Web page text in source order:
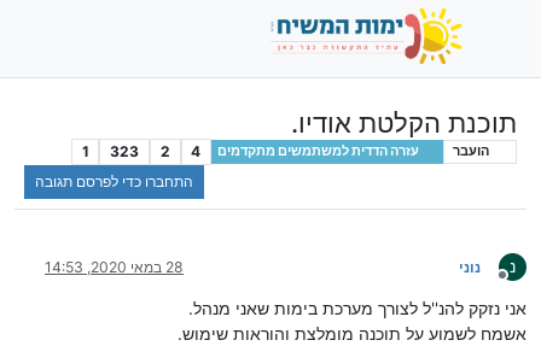
תוכנת הקלטת אודיו.
הועבר עזרה הדדית למשתמשים מתקדמים 4
2
323
1
התחברו כדי לפרסם תגובה
נ
מנותק
נוני 28 במאי 2020, 14:53
אני נזקק להנ''ל לצורך מערכת בימות שאני מנהל.
אשמח לשמוע על תוכנה מומלצת והוראות שימוש.